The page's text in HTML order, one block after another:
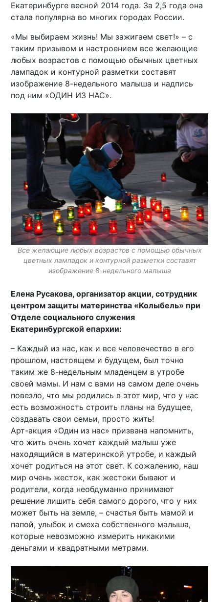
Екатеринбурге весной 2014 года. За 2,5 года она
стала популярна во многих городах России.
«Мы выбираем жизнь! Мы зажигаем свет!» – с
таким призывом и настроением все желающие
любых возрастов с помощью обычных цветных
лампадок и контурной разметки составят
изображение 8-недельного малыша и надпись
под ним «ОДИН ИЗ НАС».
Все желающие любых возрастов с помощью обычных
цветных лампадок и контурной разметки составят
изображение 8-недельного малыша
Елена Русакова, организатор акции, сотрудник
центром защиты материнства «Колыбель» при
Отделе социального служения
Екатеринбургской епархии:
– Каждый из нас, как и все человечество в его
прошлом, настоящем и будущем, был точно
таким же 8-недельным младенцем в утробе
своей мамы. И нам с вами на самом деле очень
повезло, что мы родились в этот мир, что у нас
есть возможность строить планы на будущее,
создавать свои семьи, просто жить!
Арт-акция «Один из нас» призвана напомнить,
что жить очень хочет каждый малыш уже
находящийся в материнской утробе, и каждый
хочет родиться на этот свет. К сожалению, наш
мир очень жесток, как жестоки бывают и
родители, когда необдуманно принимают
решение лишить себя самого дорого, что у них
может быть на земле, – счастья быть мамой и
папой, улыбок и смеха собственного малыша,
которые невозможно измерить никакими
деньгами и квадратными метрами.